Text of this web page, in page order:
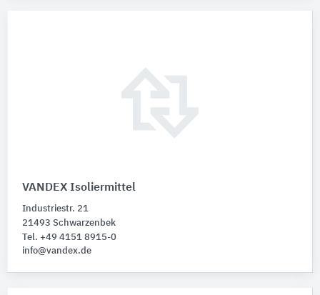
VANDEX Isoliermittel
Industriestr. 21
21493 Schwarzenbek
Tel. +49 4151 8915-0
info@vandex.de